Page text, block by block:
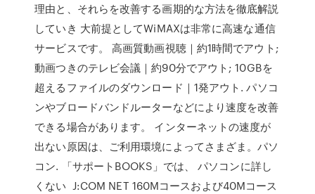
理由と、それらを改善する画期的な方法を徹底解説
していき 大前提としてWiMAXは非常に高速な通信
サービスです。 高画質動画視聴｜約1時間でアウト;
動画つきのテレビ会議｜約90分でアウト; 10GBを
超えるファイルのダウンロード｜1発アウト. パソコ
ンやブロードバンドルーターなどにより速度を改善
できる場合があります。 インターネットの速度が
出ない原因は、ご利用環境によってさまざま。パソ
コン. 「サポートBOOKS」では、 パソコンに詳し
くない J:COM NET 160Mコースおよび40Mコース